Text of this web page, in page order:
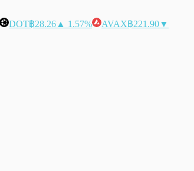
DOT฿28.26 ▲ 1.57% AVAX฿221.90▼